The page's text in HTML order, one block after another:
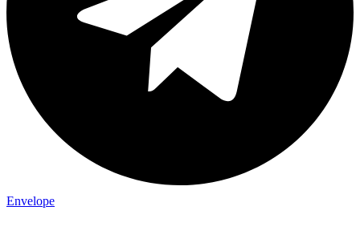
Envelope